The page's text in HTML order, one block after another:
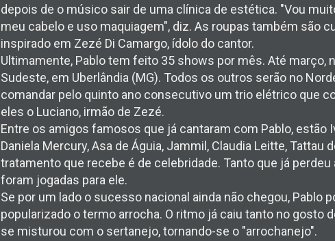
depois de o músico sair de uma clínica de estética. "Vou
meu cabelo e uso maquiagem", diz. As roupas também são
inspirado em Zezé Di Camargo, ídolo do cantor.
Ultimamente, Pablo tem feito 35 shows por mês. Até março,
Sudeste, em Uberlândia (MG). Todos os outros serão no
comandar pelo quinto ano consecutivo um trio elétrico que
eles o Luciano, irmão de Zezé.
Entre os amigos famosos que já cantaram com Pablo, estão
Daniela Mercury, Asa de Águia, Jammil, Claudia Leitte, Tattau
tratamento que recebe é de celebridade. Tanto que já
foram jogadas para ele.
Se por um lado o sucesso nacional ainda não chegou, Pablo
popularizado o termo arrocha. O ritmo já caiu tanto no gosto
se misturou com o sertanejo, tornando-se o "arrochanejo".